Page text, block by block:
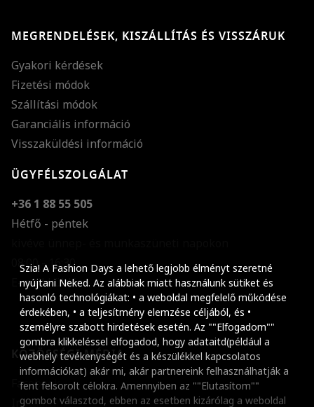
Szia! A Fashion Days a lehető legjobb élményt szeretné
nyújtani Neked. Az alábbiak miatt használunk sütiket és
hasonló technológiákat: • a weboldal megfelelő működése
érdekében, • a teljesítmény elemzése céljából, és •
személyre szabott hirdetések esetén. Az ""Elfogadom""
gombra klikkeléssel elfogadod, hogy adataitd(például a
webhely tevékenységét és a készülékkel kapcsolatos
információkat) akár mi, akár partnereink felhasználhatják a
fent felsorolt célokra. Amennyiben az ""Elutasítom""
gombot választod, ebben az esetben kizárólag a weboldal
MEGRENDELÉSEK, KISZÁLLÍTÁS ÉS VISSZÁRUK
Gyakori kérdések
Fizetési módok
Szállítási módok
Garanciális információ
Visszaküldési információ
ÜGYFÉLSZOLGÁLAT
+36 1 88 55 505
Hétfő - péntek
08:00 - 16:30
E-mail küldése
KÖZÖSSÉGI MÉDIA
Facebook
Instagram
Szöveg méretének
Szóköz növelése
Szóköz csökkentése
Sortávolság
Sortávolság